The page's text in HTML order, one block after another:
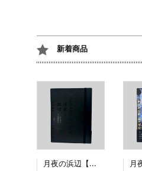
新着商品
月夜の浜辺【特装版】